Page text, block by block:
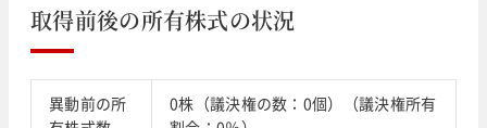
取得前後の所有株式の状況
異動前の所
0株（議決権の数：0個）（議決権所有